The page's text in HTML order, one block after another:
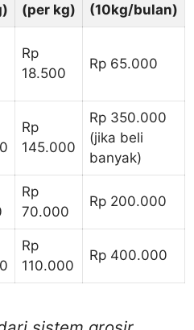
(per kg)
(10kg/bulan)
Rp
18.500
Rp 65.000
Rp
145.000
Rp 350.000
(jika beli
banyak)
Rp
70.000
Rp 200.000
Rp
110.000
Rp 400.000